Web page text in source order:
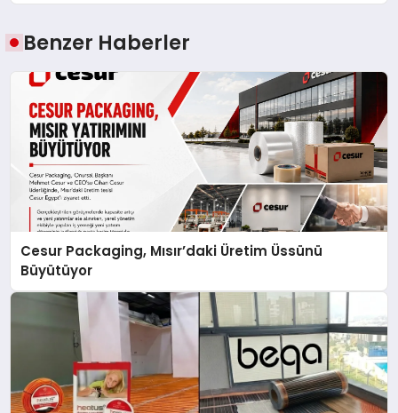
Benzer Haberler
Cesur Packaging, Mısır’daki Üretim Üssünü
Büyütüyor